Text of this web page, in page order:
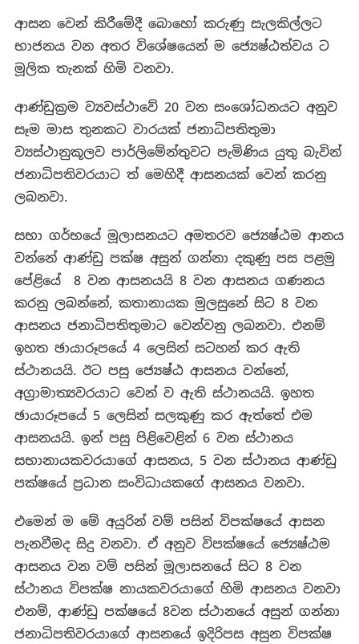
ආසන වෙන් කිරීමේදී බොහෝ කරුණු සැලකිල්ලට
භාජනය වන අතර විශේෂයෙන් ම ජ්‍යෙෂ්ඨත්වය ට
මූලික තැනක් හිමි වනවා.
ආණ්ඩුක්‍රම ව්‍යවස්ථාවේ 20 වන සංශෝධනයට අනුව
සෑම මාස තුනකට වාරයක් ජනාධිපතිතුමා
ව්‍යස්ථානුකූලව පාර්ලිමේන්තුවට පැමිණිය යුතු බැවින්
ජනාධිපතිවරයාට ත් මෙහිදී ආසනයක් වෙන් කරනු
ලබනවා.
සභා ගර්භයේ මූලාසනයට අමතරව ජ්‍යෙෂ්ඨම ආනය
වන්නේ ආණ්ඩු පක්ෂ අසුන් ගන්නා දකුණු පස පළමු
පේළියේ 8 වන ආසනයයි 8 වන ආසනය ගණනය
කරනු ලබන්නේ, කතානායක මුලසුනේ සිට 8 වන
ආසනය ජනාධිපතිතුමාට වෙන්වනු ලබනවා. එනම්
ඉහත ඡායාරූපයේ 4 ලෙසින් සටහන් කර ඇති
ස්ථානයයි. ඊට පසු ජ්‍යෙෂ්ඨ ආසනය වන්නේ,
අග්‍රාමාත්‍යවරයාට වෙන් ව ඇති ස්ථානයයි. ඉහත
ඡායාරූපයේ 5 ලෙසින් සලකුණු කර ඇත්තේ එම
ආසනයයි. ඉන් පසු පිළිවෙළින් 6 වන ස්ථානය
සභානායකවරයාගේ ආසනය, 5 වන ස්ථානය ආණ්ඩු
පක්ෂයේ ප්‍රධාන සංවිධායකගේ ආසනය වනවා.
එමෙන් ම මේ අයුරින් වම් පසින් විපක්ෂයේ ආසන
පැනවීමද සිදු වනවා. ඒ අනුව විපක්ෂයේ ජ්‍යෙෂ්ඨම
ආසනය වන වම් පසින් මූලාසනයේ සිට 8 වන
ස්ථානය විපක්ෂ නායකවරයාගේ හිමි ආසනය වනවා
එනම්, ආණ්ඩු පක්ෂයේ 8වන ස්ථානයේ අසුන් ගන්නා
ජනාධිපතිවරයාගේ ආසනයේ ඉදිරිපස අසුන විපක්ෂ